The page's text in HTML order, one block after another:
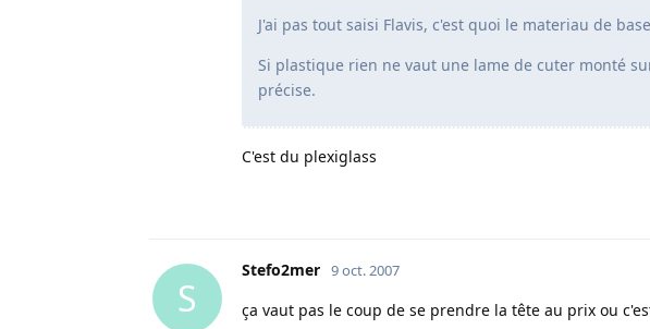
J'ai pas tout saisi Flavis, c'est quoi le materiau de
Si plastique rien ne vaut une lame de cuter monté
précise.
C'est du plexiglass
S
Stefo2mer 9 oct. 2007
ça vaut pas le coup de se prendre la tête au prix ou